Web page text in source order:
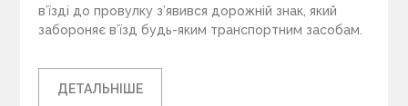
в’їзді до провулку з’явився дорожній знак, який
забороняє в’їзд будь-яким транспортним засобам.
ДЕТАЛЬНІШЕ